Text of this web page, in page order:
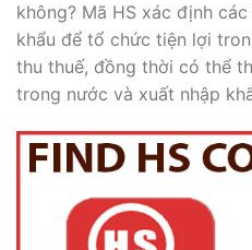
không? Mã HS xác định
khẩu để tổ chức tiện lợi
thu thuế, đồng thời có thể
trong nước và xuất nhập